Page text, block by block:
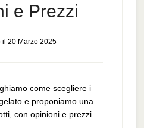
e Prezzi
20 Marzo 2025
come scegliere i
e proponiamo una
con opinioni e prezzi.